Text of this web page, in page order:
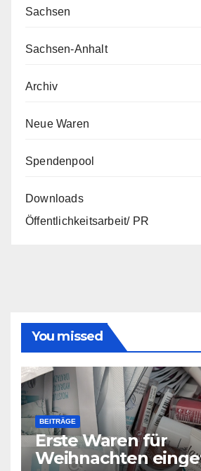
Sachsen
Sachsen-Anhalt
Archiv
Neue Waren
Spendenpool
Downloads
Öffentlichkeitsarbeit/ PR
You missed
BEITRÄGE
Erste Waren für
Weihnachten